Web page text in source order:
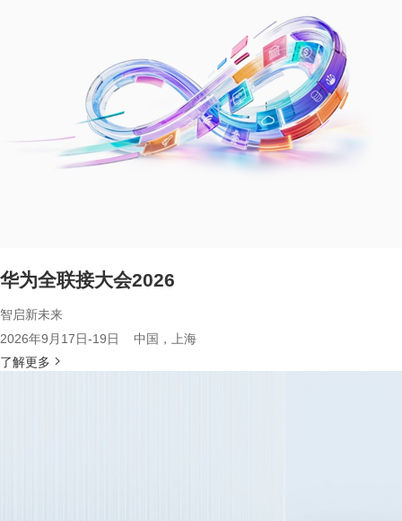
华为全联接大会2026
智启新未来
2026年9月17日-19日 中国，上海
了解更多